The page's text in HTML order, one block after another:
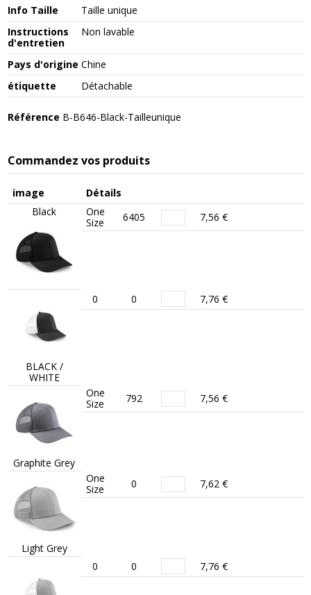
Info Taille
Taille unique
Instructions
d'entretien
Non lavable
Pays d'origine Chine
étiquette
Détachable
Référence B-B646-Black-Tailleunique
Commandez vos produits
image
Détails
Black
One
Size
6405 7,56 €
BLACK /
WHITE
0 0 7,76 €
Graphite Grey
One
Size
792 7,56 €
Light Grey
One
Size
0 7,62 €
0 0 7,76 €